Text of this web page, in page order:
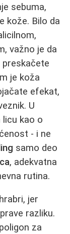
sebuma,
kože. Bilo da
važno je da
je koža
efekat,
U
kao o
- i ne
samo deo
, adekvatna
rutina.
jer
razliku.
za